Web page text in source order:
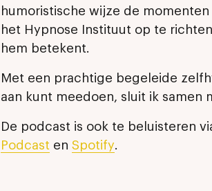
humoristische wijze de
het Hypnose Instituut op te
hem betekent.
Met een prachtige begeleide
aan kunt meedoen, sluit ik samen
De podcast is ook te beluisteren
Podcast enSpotify.